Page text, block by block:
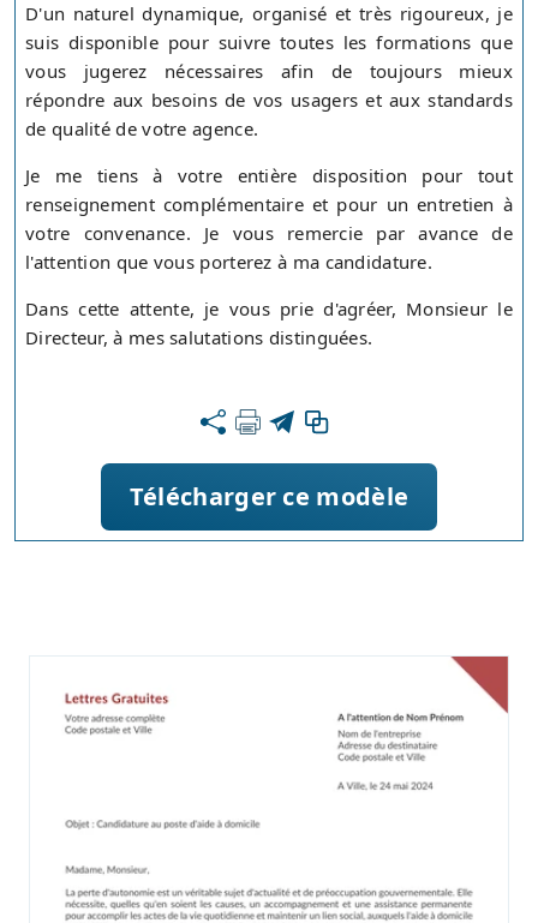
D'un naturel dynamique, organisé et très rigoureux, je
suis disponible pour suivre toutes les formations que
vous jugerez nécessaires afin de toujours mieux
répondre aux besoins de vos usagers et aux standards
de qualité de votre agence.
Je me tiens à votre entière disposition pour tout
renseignement complémentaire et pour un entretien à
votre convenance. Je vous remercie par avance de
l'attention que vous porterez à ma candidature.
Dans cette attente, je vous prie d'agréer, Monsieur le
Directeur, à mes salutations distinguées.
Télécharger ce modèle